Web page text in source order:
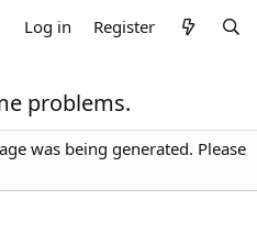
Log in Register
problems.
was being generated. Please